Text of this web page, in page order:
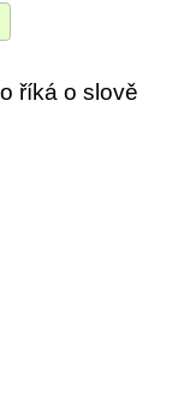
říká o slově